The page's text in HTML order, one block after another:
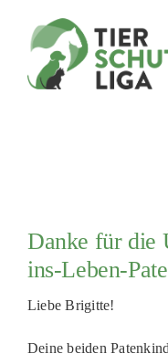
FÖRDERN & VERERBEN
Danke für die
ins-Leben-
Liebe Brigitte!
Deine beiden